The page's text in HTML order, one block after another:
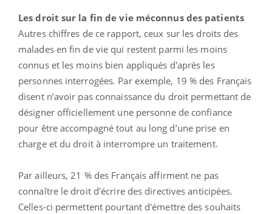
Les droit sur la fin de vie méconnus des patients
Autres chiffres de ce rapport, ceux sur les droits des
malades en fin de vie qui restent parmi les moins
connus et les moins bien appliqués d'après les
personnes interrogées. Par exemple, 19 % des Français
disent n’avoir pas connaissance du droit permettant de
désigner officiellement une personne de confiance
pour être accompagné tout au long d’une prise en
charge et du droit à interrompre un traitement.
Par ailleurs, 21 % des Français affirment ne pas
connaître le droit d'écrire des directives anticipées.
Celles-ci permettent pourtant d'émettre des souhaits